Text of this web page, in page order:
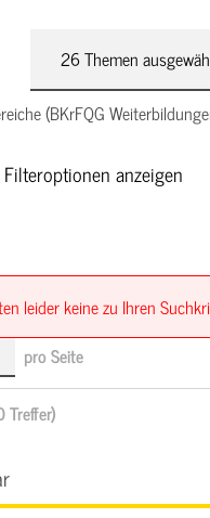
26 Themen
(BKrFQG
Filteroptionen anzeigen
leider keine zu Ihren
pro Seite
Treffer)